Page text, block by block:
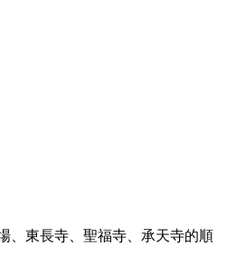
、東長寺、聖福寺、承天寺的順